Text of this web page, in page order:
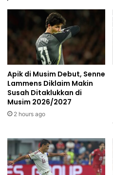
Apik di Musim Debut, Senne
Lammens Diklaim Makin
Susah Ditaklukkan di
Musim 2026/2027
2 hours ago